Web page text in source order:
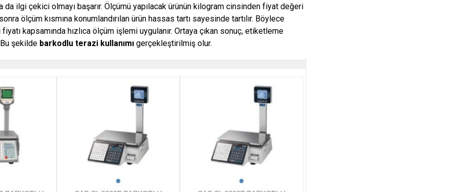
da ilgi çekici olmayı başarır. Ölçümü yapılacak ürünün kilogram cinsinden fiyat değeri
ölçüm kısmına konumlandırılan ürün hassas tartı sayesinde tartılır. Böylece
kapsamında hızlıca ölçüm işlemi uygulanır. Ortaya çıkan sonuç, etiketleme
Bu şekilde barkodlu terazi kullanımıgerçekleştirilmiş olur.